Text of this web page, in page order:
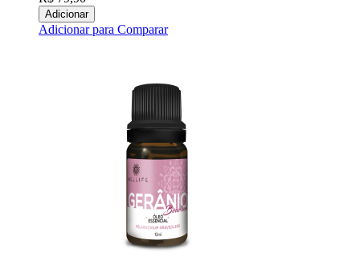
Adicionar
Adicionar para Comparar